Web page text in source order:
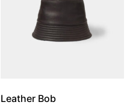
Leather Bob